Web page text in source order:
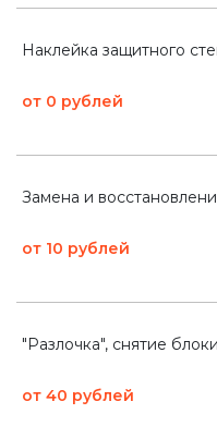
Наклейка защитного
от 0 рублей
Замена и
от 10 рублей
"Разлочка", снятие
от 40 рублей